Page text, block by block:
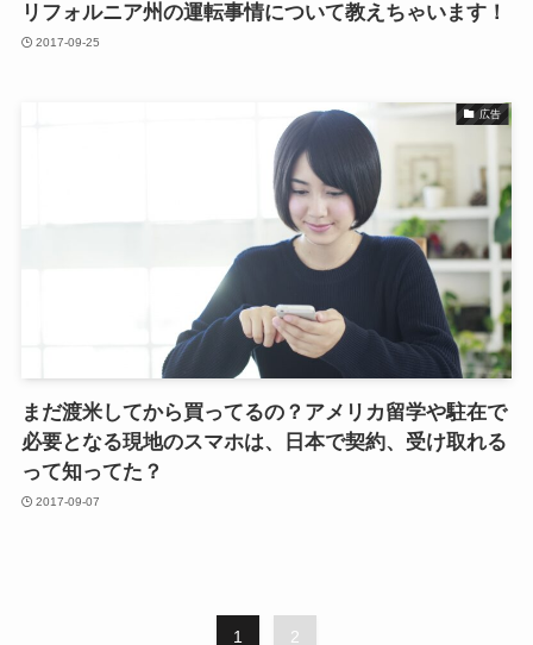
リフォルニア州の運転事情について教えちゃいます！
2017-09-25
広告
まだ渡米してから買ってるの？アメリカ留学や駐在で
必要となる現地のスマホは、日本で契約、受け取れる
って知ってた？
2017-09-07
1 2